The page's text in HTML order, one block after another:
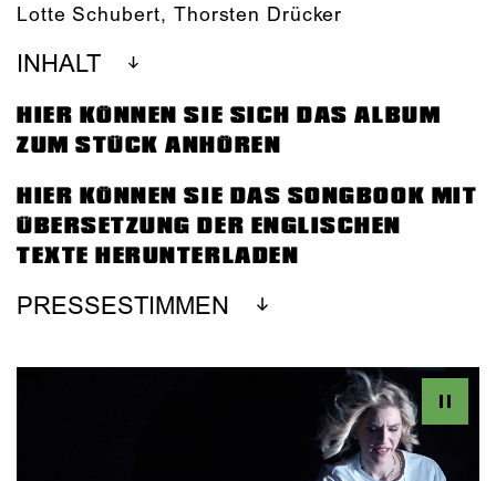
Lotte Schubert,Thorsten Drücker
INHALT
HIER KÖNNEN SIE SICH DAS ALBUM
ZUM STÜCK ANHÖREN
HIER KÖNNEN SIE DAS SONGBOOK MIT
ÜBERSETZUNG DER ENGLISCHEN
TEXTE HERUNTERLADEN
PRESSESTIMMEN